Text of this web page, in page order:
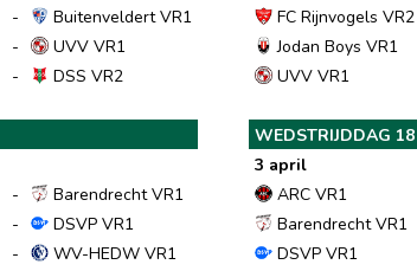
-
Buitenveldert VR1
-
UVV VR1
- DSS VR2
-
Barendrecht VR1
-
DSVP VR1
-
WV-HEDW VR1
FC Rijnvogels VR2
Jodan Boys VR1
UVV VR1
WEDSTRIJDDAG 18
3 april
ARC VR1
Barendrecht VR1
DSVP VR1